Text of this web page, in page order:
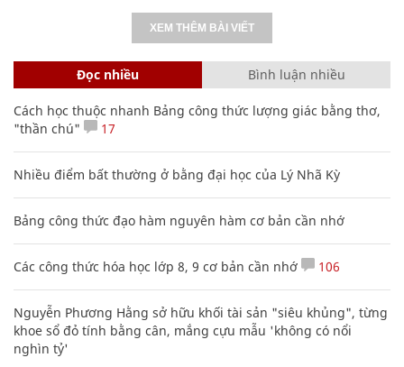
XEM THÊM BÀI VIẾT
Đọc nhiều Bình luận nhiều
Cách học thuộc nhanh Bảng công thức lượng giác bằng thơ,
"thần chú"
17
Nhiều điểm bất thường ở bằng đại học của Lý Nhã Kỳ
Bảng công thức đạo hàm nguyên hàm cơ bản cần nhớ
Các công thức hóa học lớp 8, 9 cơ bản cần nhớ 106
Nguyễn Phương Hằng sở hữu khối tài sản "siêu khủng", từng
khoe sổ đỏ tính bằng cân, mắng cựu mẫu 'không có nổi
nghìn tỷ'